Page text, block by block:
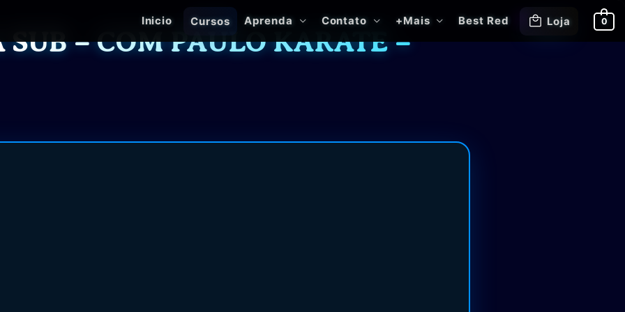
Inicio Cursos Aprenda Contato +Mais Best Red Loja 0
SUB – COM PAULO KARATE –